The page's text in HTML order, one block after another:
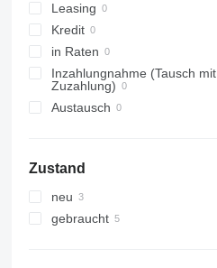
Leasing
Kredit
in Raten
Inzahlungnahme (Tausch mit
Zuzahlung)
Austausch
Zustand
neu
gebraucht